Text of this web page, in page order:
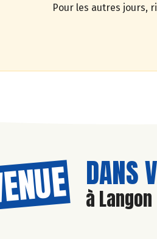
Pour les autres jours,
DANS
à Langon